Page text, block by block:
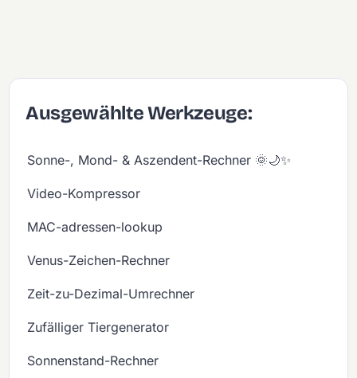
Ausgewählte Werkzeuge:
Sonne-, Mond- & Aszendent-Rechner 🌞🌙✨
Video-Kompressor
MAC-adressen-lookup
Venus-Zeichen-Rechner
Zeit-zu-Dezimal-Umrechner
Zufälliger Tiergenerator
Sonnenstand-Rechner